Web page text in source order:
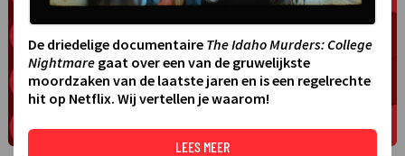
De driedelige documentaire The Idaho Murders: College
Nightmare gaat over een van de gruwelijkste
moordzaken van de laatste jaren en is een regelrechte
hit op Netflix. Wij vertellen je waarom!
LEES MEER